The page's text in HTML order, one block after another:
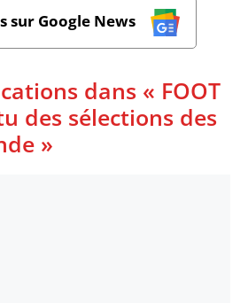
sur Google News
dans « FOOT
des sélections des
»